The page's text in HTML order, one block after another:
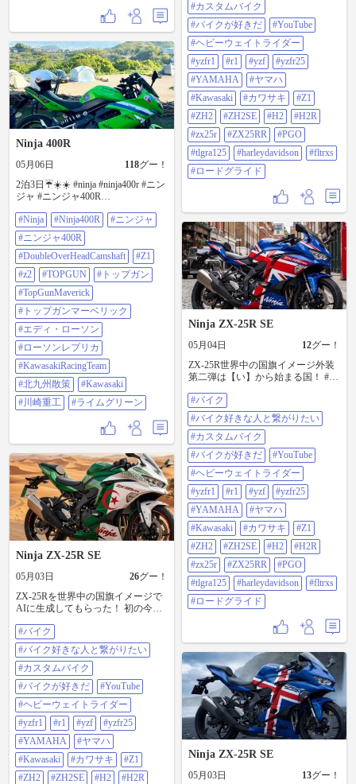
#ZH2SE #H2 #H2R #zx25r #zx25rr
#FLTRXS #ロードグライド
変更 ソレでもフロントもリアも底
付きしてる・・・ まぁ〜体重140kg
も、有れば純正で何処まで締め込
んでも無理やねwww サスを前後や
るなら、オクムラに出すのが一番
なのかな？ 休憩するまで、気づか
なかったがマフラーガード？にか
かとが当たって削れてるwww 1年
たったらバックステップ入れよう
と思ってるけど更に削れたりしな
いよね？ 後大型二輪を、19位で取
ってかすぐにバイクとバイク装備
を買ったが未だにアルパインスタ
ーズのレーシングブーツを使って
る。そのおかげか左だけソール？
るか・・・次もアルパインスター
り。 #バイク #バイク好きな人と繋
がりたい #カスタムバイク #バイク
が好きだ #Youtube #ヘビーウェイト
ライダー #yzfr1 #r1 #yzf #yzfr25
#yamaha #ヤマハ #Kawasaki #カワサ
キ #Z1 #ZH2 #ZH2SE #H2 #H2R
#zx25r #zx25rr #pgo #tlgra125
#HarleyDavidson #FLTRXS #ロード
#カスタムバイク
#バイクが好きだ
#YouTube
#ヘビーウェイトライダー
#yzfr1
#r1 #yzf
#yzfr25
#YAMAHA
#ヤマハ
#Kawasaki
#カワサキ
#Z1
#ZH2
#ZH2SE #H2
#H2R
#zx25r
#ZX25RR
#PGO
#tlgra125
#harleydavidson
#fltrxs
#ロードグライド
Ninja 400R
05月06日 118グー！
2泊3日☔️☀️☀️ #ninja #ninja400r #ニン
ジャ #ニンジャ400R
#TOPGUN #トップガン
#TopGunMaverick #トップガンマー
ベリック #エディ・ローソン #ロー
ソンレプリカ #KawasakiRacingTeam
#北九州散策 #Kawasaki #川崎重工 #
ライムグリーン
#Ninja #Ninja400R
#ニンジャ
#ニンジャ400R
#DoubleOverHeadCamshaft
#Z1
#z2
#TOPGUN
#トップガン
#TopGunMaverick
#トップガンマーベリック
#エディ・ローソン
#ローソンレプリカ
#KawasakiRacingTeam
#北九州散策
#Kawasaki
#川崎重工
#ライムグリーン
Ninja ZX-25R SE
05月04日 12グー！
ZX-25R世界中の国旗イメージ外装
第二弾は【い】から始まる国！ #バ
#カスタムバイク #バイクが好きだ
#Youtube #ヘビーウェイトライダー
#yzfr1 #r1 #yzf #yzfr25 #yamaha #ヤ
マハ #Kawasaki #カワサキ #Z1 #ZH2
#ZH2SE #H2 #H2R #zx25r #zx25rr
#pgo #tlgra125 #HarleyDavidson
#FLTRXS #ロードグライド
#バイク
#バイク好きな人と繋がりたい
#カスタムバイク
#バイクが好きだ
#YouTube
#ヘビーウェイトライダー
#yzfr1
#r1 #yzf
#yzfr25
#YAMAHA
#ヤマハ
#Kawasaki
#カワサキ
#Z1
#ZH2
#ZH2SE #H2
#H2R
#zx25r
#ZX25RR
#PGO
#tlgra125
#harleydavidson
#fltrxs
#ロードグライド
Ninja ZX-25R SE
05月03日 26グー！
ZX-25Rを世界中の国旗イメージで
AIに生成してもらった！ 初の今回
装！ #バイク #バイク好きな人と繋
がりたい #カスタムバイク #バイク
が好きだ #Youtube #ヘビーウェイト
ライダー #yzfr1 #r1 #yzf #yzfr25
#yamaha #ヤマハ #Kawasaki #カワサ
キ #Z1 #ZH2 #ZH2SE #H2 #H2R
#zx25r #zx25rr #pgo #tlgra125
#HarleyDavidson #FLTRXS #ロード
グライド
#バイク
#バイク好きな人と繋がりたい
#カスタムバイク
#バイクが好きだ
#YouTube
#ヘビーウェイトライダー
#yzfr1
#r1 #yzf
#yzfr25
#YAMAHA
#ヤマハ
#Kawasaki
#カワサキ
#Z1
#ZH2
#ZH2SE #H2
#H2R
Ninja ZX-25R SE
05月03日 13グー！